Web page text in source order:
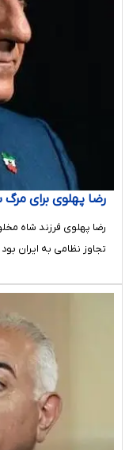
رضا پهلوی برای
رضا پهلوی فرزند شاه
تجاوز نظامی به ایران بود